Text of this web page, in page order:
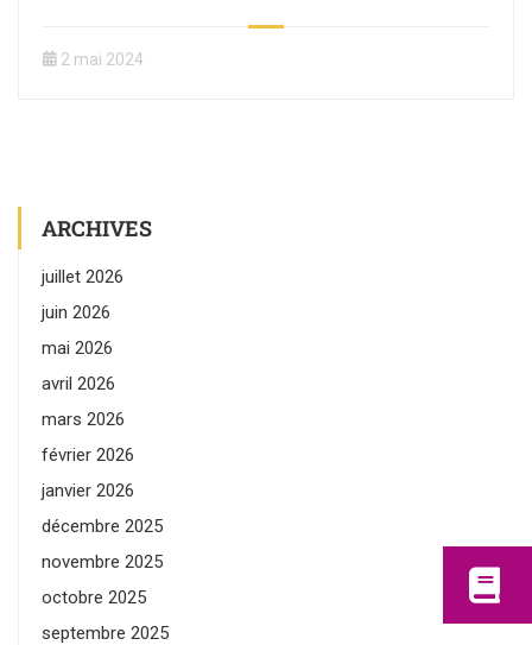
2 mai 2024
ARCHIVES
juillet 2026
juin 2026
mai 2026
avril 2026
mars 2026
février 2026
janvier 2026
décembre 2025
novembre 2025
octobre 2025
septembre 2025